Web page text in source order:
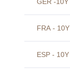
FRA - 10Y
ESP - 10Y